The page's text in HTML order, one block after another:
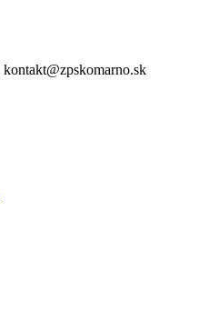
kontakt@zpskomarno.sk